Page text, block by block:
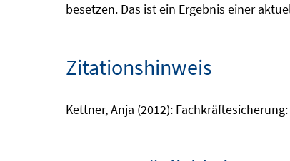
besetzen. Das ist ein Ergebnis einer
Zitationshinweis
Kettner, Anja (2012):